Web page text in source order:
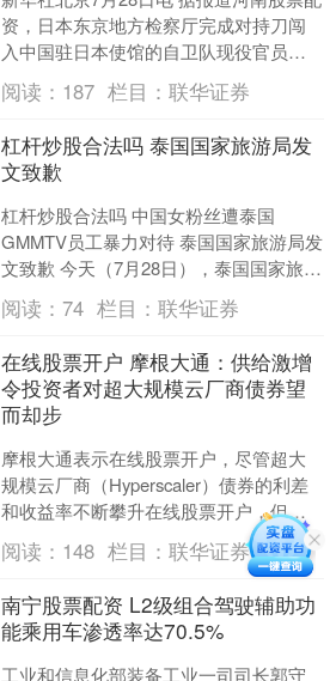
资，日本东京地方检察厅完成对持刀闯
入中国驻日本使馆的自卫队现役官员村
田晃大的精神鉴定，认定其具有刑事责
任能力，已对其提起....
阅读： 187 栏目：联华证券
杠杆炒股合法吗 泰国国家旅游局发
文致歉
杠杆炒股合法吗 中国女粉丝遭泰国
GMMTV员工暴力对待 泰国国家旅游局发
文致歉 今天（7月28日），泰国国家旅游
局发布关于近期公众关切事项的声明：
感谢大家一直....
阅读：74 栏目：联华证券
在线股票开户 摩根大通：供给激增
令投资者对超大规模云厂商债券望
而却步
摩根大通表示在线股票开户，尽管超大
规模云厂商（Hyperscaler）债券的利差
和收益率不断攀升在线股票开户，但由
于市场预期此类债券的发行量将继续激
增，投资者在....
阅读： 148 栏目：联华证券
南宁股票配资 L2级组合驾驶辅助功
能乘用车渗透率达70.5%
工业和信息化部装备工业一司司长郭守